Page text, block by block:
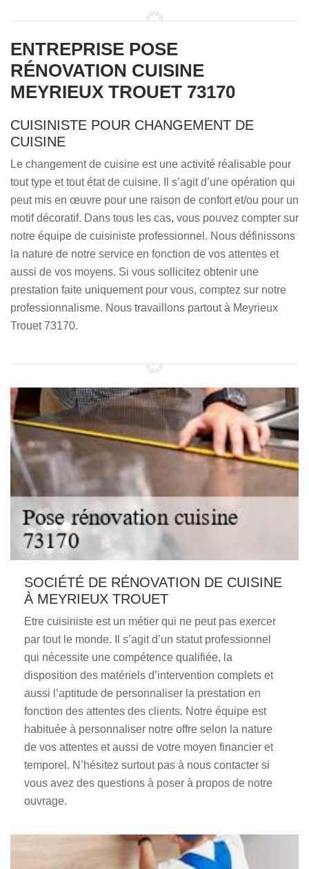
ENTREPRISE POSE
RÉNOVATION CUISINE
MEYRIEUX TROUET 73170
CUISINISTE POUR CHANGEMENT DE
CUISINE
Le changement de cuisine est une activité réalisable pour
tout type et tout état de cuisine. Il s’agit d’une opération qui
peut mis en œuvre pour une raison de confort et/ou pour un
motif décoratif. Dans tous les cas, vous pouvez compter sur
notre équipe de cuisiniste professionnel. Nous définissons
la nature de notre service en fonction de vos attentes et
aussi de vos moyens. Si vous sollicitez obtenir une
prestation faite uniquement pour vous, comptez sur notre
professionnalisme. Nous travaillons partout à Meyrieux
Trouet 73170.
SOCIÉTÉ DE RÉNOVATION DE CUISINE
À MEYRIEUX TROUET
Etre cuisiniste est un métier qui ne peut pas exercer
par tout le monde. Il s’agit d’un statut professionnel
qui nécessite une compétence qualifiée, la
disposition des matériels d’intervention complets et
aussi l’aptitude de personnaliser la prestation en
fonction des attentes des clients. Notre équipe est
habituée à personnaliser notre offre selon la nature
de vos attentes et aussi de votre moyen financier et
temporel. N’hésitez surtout pas à nous contacter si
vous avez des questions à poser à propos de notre
ouvrage.